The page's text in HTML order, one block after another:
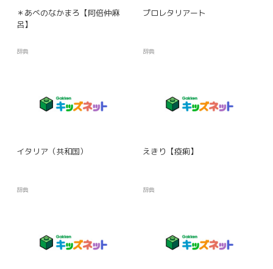
＊あべのなかまろ【阿倍仲麻
呂】
辞典
プロレタリアート
辞典
イタリア（共和国）
辞典
えきり【疫痢】
辞典